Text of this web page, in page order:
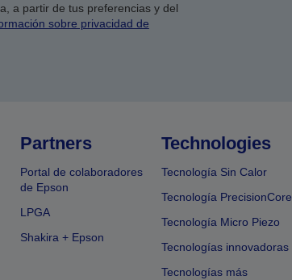
a partir de tus preferencias y del
sobre privacidad de
Partners
Portal de colaboradores
de Epson
LPGA
Shakira + Epson
Technologies
Tecnología Sin Calor
Tecnología PrecisionCore
Tecnología Micro Piezo
Tecnologías innovadoras
Tecnologías más